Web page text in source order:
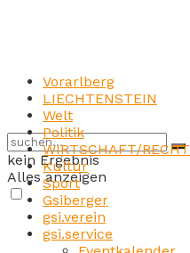
kein Ergebnis
Alles anzeigen
Vorarlberg
LIECHTENSTEIN
Welt
Politik
WIRTSCHAFT/RECHT
Kultur
Sport
Gsiberger
gsi.verein
gsi.service